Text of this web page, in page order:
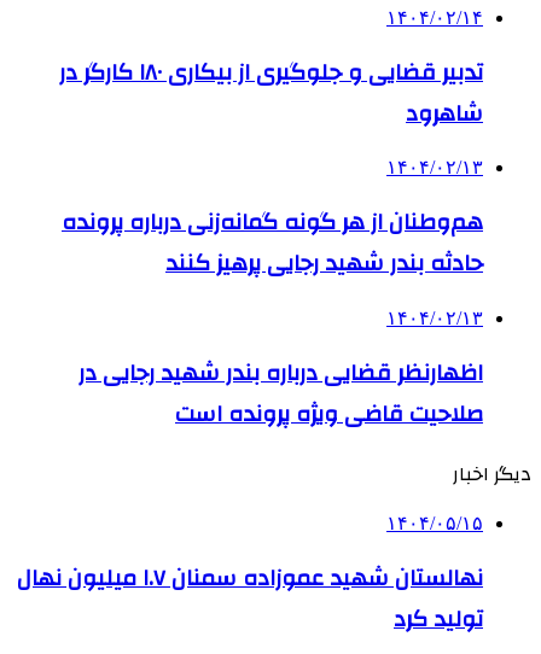
۱۴۰۴/۰۲/۱۴
تدبیر قضایی و جلوگیری از بیکاری ۱۸۰ کارگر در
شاهرود
۱۴۰۴/۰۲/۱۳
هم‌وطنان از هر گونه گمانه‌زنی درباره پرونده
حادثه بندر شهید رجایی پرهیز کنند
۱۴۰۴/۰۲/۱۳
اظهارنظر قضایی درباره بندر شهید رجایی در
صلاحیت قاضی ویژه پرونده است
دیگر اخبار
۱۴۰۴/۰۵/۱۵
نهالستان شهید عموزاده سمنان ۱.۷ میلیون نهال
تولید کرد